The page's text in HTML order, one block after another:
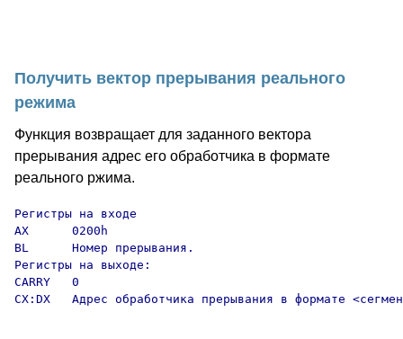
Получить вектор прерывания реального
режима
Функция возвращает для заданного вектора
прерывания адрес его обработчика в формате
реального ржима.
Регистры на входе
AX      0200h
BL      Номер прерывания.
Регистры на выходе:
CARRY   0
CX:DX   Адрес обработчика прерывания в формате